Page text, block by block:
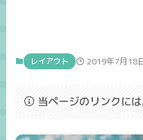
レイアウト 2019年7月18
当ページのリンクに